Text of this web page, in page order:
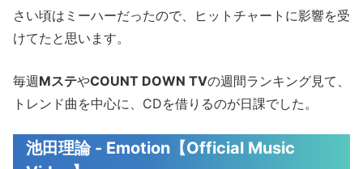
さい頃はミーハーだったので、ヒットチャートに影響を受
けてたと思います。
毎週MステやCOUNT DOWN TVの週間ランキング見て、
トレンド曲を中心に、CDを借りるのが日課でした。
池田理論 - Emotion【Official Music